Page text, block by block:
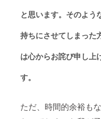
と思います。そのよう
持ちにさせてしまった
は心からお詫び申し上
す。
ただ、時間的余裕もな